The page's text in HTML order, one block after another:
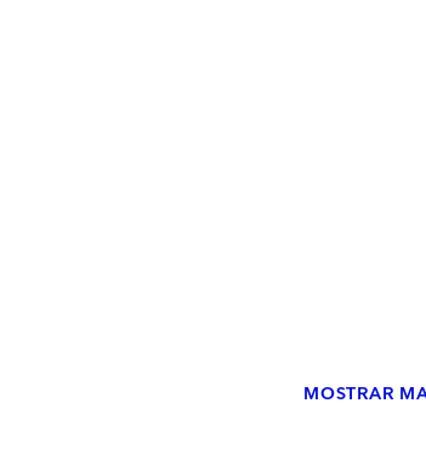
MOSTRAR